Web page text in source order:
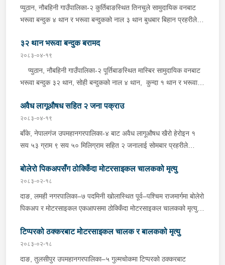
बासगढीतर्फ आउँदै गरेको भे.५ प २०३९ नम्बरको मोटरसाइकलमा सवार
उनीहरूलाई उक्त पदार्थ सहित पक्राउ गरेको हो ।यस सम्बन्धमा प्रहरीले
प्युठान, नौबहिनी गाउँपालिका-२ कुर्तिबाङस्थित तिनचुले सामुदायिक वनबाट
भरूवा बन्दुक ४ थान र भरूवा बन्दुकको नाल ३ थान बुधबार बिहान प्रहरीले
उक्त बन्दुक फेला पारी बरामद गरेको हो । यस सम्बन्धमा प्रहरीले आवश्यक
अनुसन्धान गरिरहेको छ ।
३२ थान भरूवा बन्दुक बरामद
२०८३-०४-१९
प्युठान, नौबहिनी गाउँपालिका-२ पूर्तिबाङस्थित मास्बिर सामुदायिक वनबाट
भरूवा बन्दुक ३२ थान, सोही बन्दुकको नाल ४ थान, कुन्दा १ थान र भरूवा
प्रहरी कार्यालय लुङबाहानेबाट खटिएको प्रहरीले उक्त हातहतियार फेला पारी
बरामद गरेको हो । यस सम्बन्धमा प्रहरीले आवश्यक अनुसन्धान गरिरहेको
छ ।
अवैध लागूऔषध सहित २ जना पक्राउ
२०८३-०४-१९
बाँके, नेपालगंज उपमहानगरपालिका-४ बाट अवैध लागूऔषध खैरो हेरोइन १
सय ५३ ग्राम ९ सय ५० मिलिग्राम सहित २ जनालाई सोमबार प्रहरीले
वर्षीय सुशिल भण्डारी र सोही उपमहानगरपालिका-१० बस्ने ५५ वर्षीय अरूण
कुमार जयसवाल रहेका छन् । लागूऔषध नियन्त्रण ब्यूरो शाखा कार्यालय
नेपालगंजबाट खटिएको प्रहरीले उनीहरूलाई उक्त लागूऔषध सहित पक्राउ
गरेको हो । थप अनुसन्धानको क्रममा प्रहरीले अरूण कुमारको घर तलासी
२ लाख १४ हजार भारतीय रूपैयाँ र डिजिटल तराजु १ थान समेत फेला पारी
बरामद गरेको छ ।यस सम्बन्धमा प्रहरीले आवश्यक अनुसन्धान गरिरहेको छ ।
बोलेरो पिकअपसँग ठोक्किँदा मोटरसाइकल चालकको मृत्यु
२०८३-०२-१८
दाङ, लमही नगरपालिका–७ पदमिनी खोलास्थित पूर्व–पश्चिम राजमार्गमा बोलेरो
पिकअप र मोटरसाइकल एकआपसमा ठोक्किँदा मोटरसाइकल चालकको मृत्यु
मोटरसाइकल र विपरीत दिशाबाट अमिलियाबाट लमहीतर्फ आउँदै गरेको लु.२
च.९६१७ नम्बरको बोलेरो पिकअप एकआपसमा ठोक्किँदा मोटरसाइकल चालक
बर्दियाको गेरुवा गाउँपालिका–४ मैनापोखर निवासी ३३ वर्षीय खिम तिमिल्सिना
टिप्परको ठक्करबाट मोटरसाइकल चालक र बालकको मृत्यु
२०८३-०२-१८
दाङ, तुलसीपुर उपमहानगरपालिका–५ गुल्मचोकमा टिप्परको ठक्करबाट